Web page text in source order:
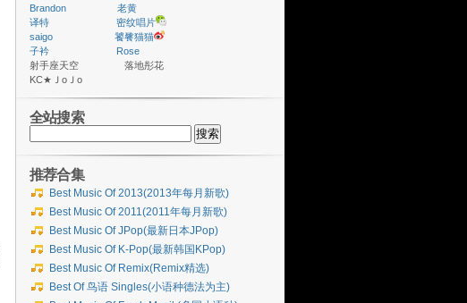
Brandon
老黄
译特
密纹唱片
saigo
饕餮猫猫
子衿
Rose
射手座天空 落地彤花
ΚС★ＪoＪo
全站搜索
索：
推荐合集
Best Music Of 2013(2013年每月新歌)
Best Music Of 2011(2011年每月新歌)
Best Music Of JPop(最新日本JPop)
Best Music Of K-Pop(最新韩国KPop)
Best Music Of Remix(Remix精选)
Best Of 鸟语 Singles(小语种德法为主)